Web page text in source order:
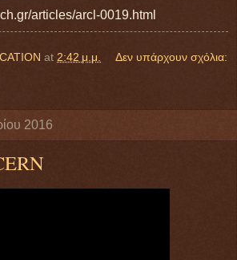
articles/arcl-0019.html
at 2:42 μ.μ. Δεν υπάρχουν σχόλια:
2016